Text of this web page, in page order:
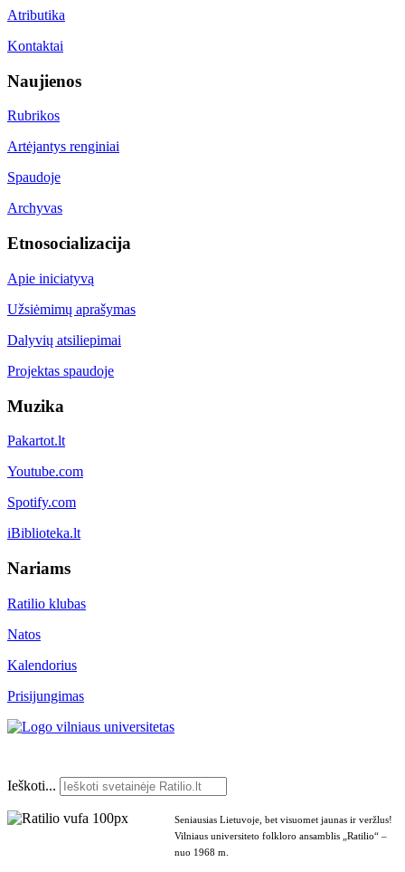
Atributika
Kontaktai
Naujienos
Rubrikos
Artėjantys renginiai
Spaudoje
Archyvas
Etnosocializacija
Apie iniciatyvą
Užsiėmimų aprašymas
Dalyvių atsiliepimai
Projektas spaudoje
Muzika
Pakartot.lt
Youtube.com
Spotify.com
iBiblioteka.lt
Nariams
Ratilio klubas
Natos
Kalendorius
Prisijungimas
Ieškoti...
Seniausias Lietuvoje, bet visuomet jaunas ir veržlus!
Vilniaus universiteto folkloro ansamblis „Ratilio“ –
nuo 1968 m.